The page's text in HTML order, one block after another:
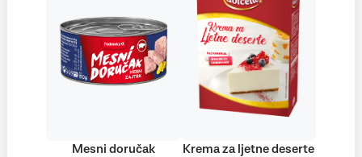
Mesni doručak Krema za ljetne deserte